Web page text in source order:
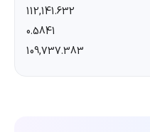
112,141.632
0.5841
109,737.383